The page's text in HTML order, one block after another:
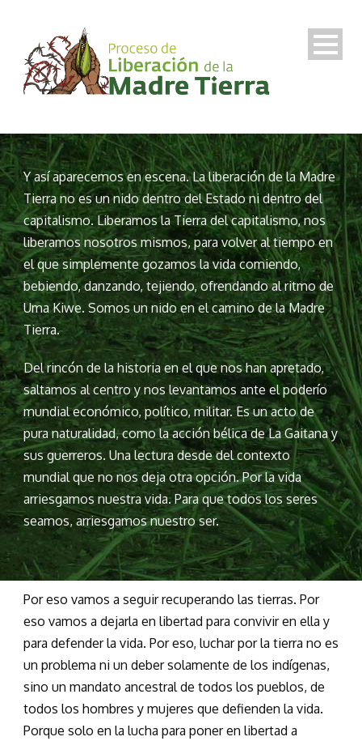
Y así aparecemos en escena. La liberación de la Madre
Tierra no es un nido dentro del Estado ni dentro del
capitalismo. Liberamos la Tierra del capitalismo, nos
liberamos nosotros mismos, para volver al tiempo en
el que simplemente gozamos la vida comiendo,
bebiendo, danzando, tejiendo, ofrendando al ritmo de
Uma Kiwe. Somos un nido en el camino de la Madre
Tierra.
Del rincón de la historia en el que nos han apretado,
saltamos al centro y nos levantamos ante el poderío
mundial económico, político, militar. Es un acto de
pura naturalidad, como la acción bélica de La Gaitana y
sus guerreros. Una lectura desde del contexto
mundial que no nos deja otra opción. Por la vida
arriesgamos nuestra vida. Para que todos los seres
seamos, arriesgamos nuestro ser.
Por eso vamos a seguir recuperando las tierras. Por
eso vamos a dejarla en libertad para convivir en ella y
para defender la vida. Por eso, luchar por la tierra no es
un problema ni un deber solamente de los indígenas,
sino un mandato ancestral de todos los pueblos, de
todos los hombres y mujeres que defienden la vida.
Porque solo en la lucha para poner en libertad a